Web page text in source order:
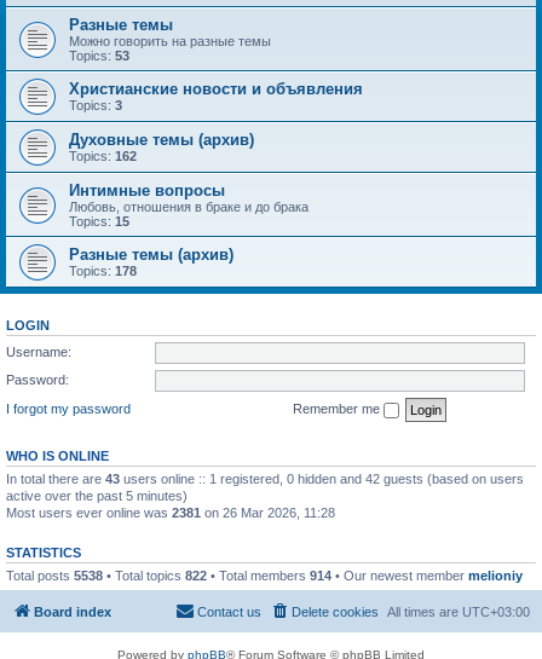
Разные темы
Можно говорить на разные темы
Topics: 53
Христианские новости и объявления
Topics: 3
Духовные темы (архив)
Topics: 162
Интимные вопросы
Любовь, отношения в браке и до брака
Topics: 15
Разные темы (архив)
Topics: 178
LOGIN
Username:
Password:
I forgot my password
Remember me
WHO IS ONLINE
In total there are 43 users online :: 1 registered, 0 hidden and 42 guests (based on users
active over the past 5 minutes)
Most users ever online was 2381 on 26 Mar 2026, 11:28
STATISTICS
Total posts 5538 • Total topics 822 • Total members 914 • Our newest member melioniy
Board index All times are UTC+03:00
Delete cookies
Contact us
Powered by phpBB® Forum Software © phpBB Limited